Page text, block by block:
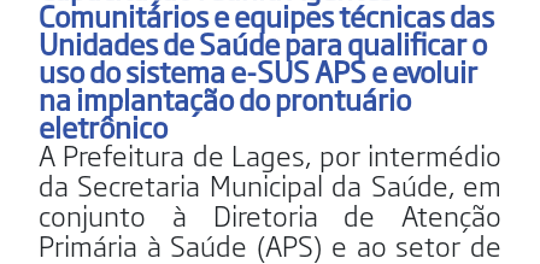
Comunitários e equipes técnicas das
Unidades de Saúde para qualificar o
uso do sistema e-SUS APS e evoluir
na implantação do prontuário
eletrônico
A Prefeitura de Lages, por intermédio
da Secretaria Municipal da Saúde, em
conjunto à Diretoria de Atenção
Primária à Saúde (APS) e ao setor de